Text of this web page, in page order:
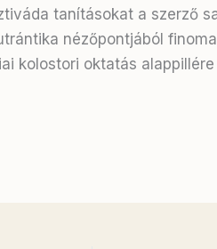
tanításokat a szerző
nézőpontjából
kolostori oktatás